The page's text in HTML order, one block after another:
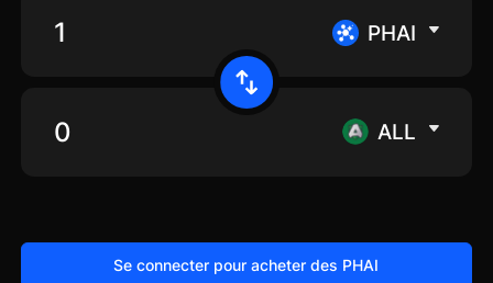
PHAI
ALL
Se connecter pour acheter des PHAI